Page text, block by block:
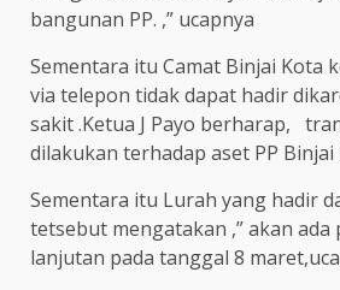
bangunan PP. ,” ucapnya
Sementara itu Camat Binjai Kota
via telepon tidak dapat hadir
sakit .Ketua J Payo berharap,
dilakukan terhadap aset PP Binjai
Sementara itu Lurah yang hadir
tetsebut mengatakan ,” akan ada
lanjutan pada tanggal 8